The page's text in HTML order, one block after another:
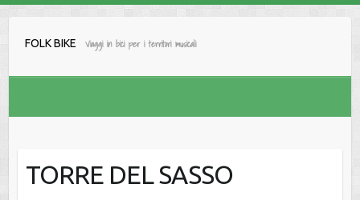
FOLK BIKE Viaggi in bici per i territori musicali
TORRE DEL SASSO